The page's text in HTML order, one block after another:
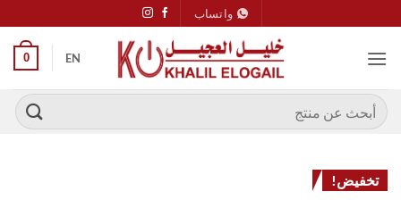
للمحتوى
واتساب
EN
0
البحث
عن:
تخفيض!